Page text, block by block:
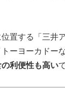
置する「三井
ーヨーカドー
利便性も高い